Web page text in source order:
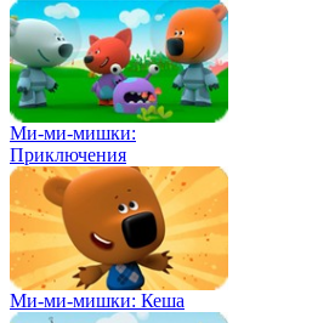
Ми-ми-мишки:
Приключения
Ми-ми-мишки: Кеша